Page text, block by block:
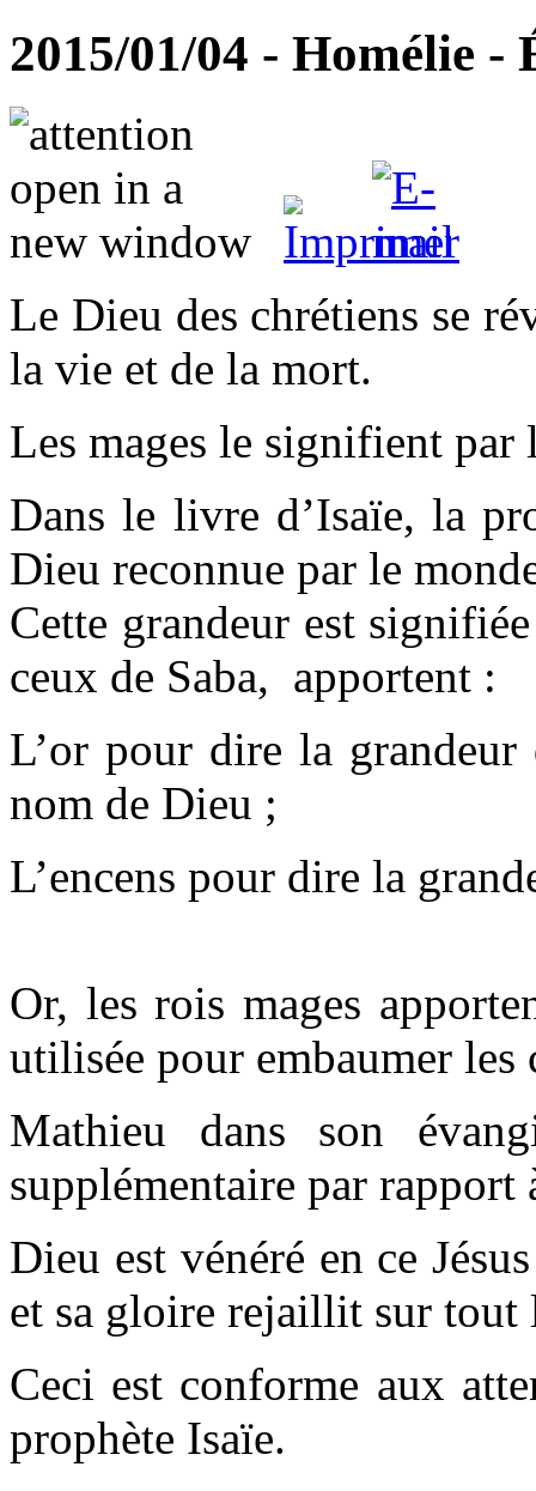
2015/01/04 - Homélie -
Le Dieu des chrétiens se
la vie et de la mort.
Les mages le signifient par
Dans le livre d’Isaïe, la
Dieu reconnue par le
Cette grandeur est
ceux de Saba, apportent :
L’or pour dire la
nom de Dieu ;
L’encens pour dire la
Or, les rois mages
utilisée pour embaumer les
Mathieu dans son
supplémentaire par rapport
Dieu est vénéré en ce
et sa gloire rejaillit sur tout
Ceci est conforme aux
prophète Isaïe.